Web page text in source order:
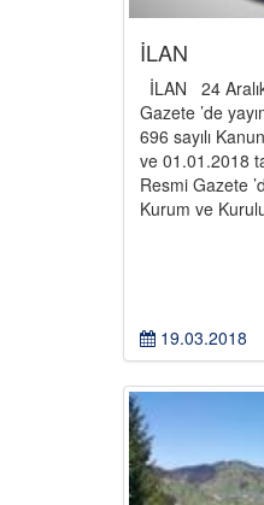
İLAN
İLAN 24
Gazete ’de
696 sayılı
ve 01.01.2018
Resmi Gazete
Kurum ve
19.03.2018